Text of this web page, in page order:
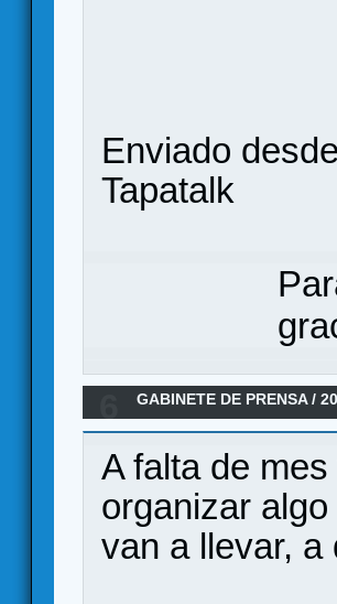
Enviado
Tapatalk
GABINETE DE PRENSA/
A falta de
organizar
van a llevar, a